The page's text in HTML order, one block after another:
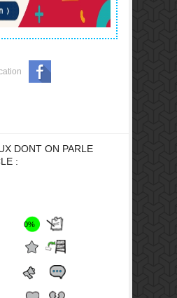
DONT ON PARLE
:
0%